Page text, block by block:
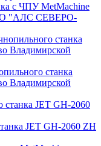
с ЧПУ MetMachine
"АЛС СЕВЕРО-
станка
Владимирской
JET GH-2060 ZH